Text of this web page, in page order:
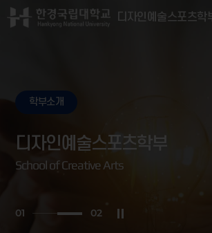
디자인예술스포츠학
학부소개
디자인예술스포츠학부
School of Creative Arts
02 02